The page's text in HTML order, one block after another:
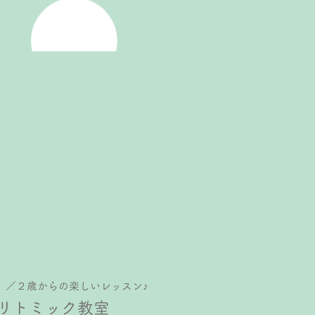
／２歳からの楽しいレッスン♪
トミック教室